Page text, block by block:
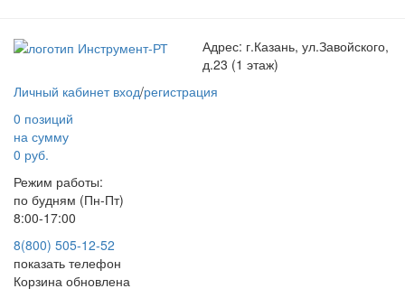
Адрес: г.Казань, ул.Завойского,
д.23 (1 этаж)
Личный кабинет вход/регистрация
0 позиций
на сумму
0 руб.
Режим работы:
по будням (Пн-Пт)
8:00-17:00
8(800) 505-12-52
показать телефон
Корзина обновлена